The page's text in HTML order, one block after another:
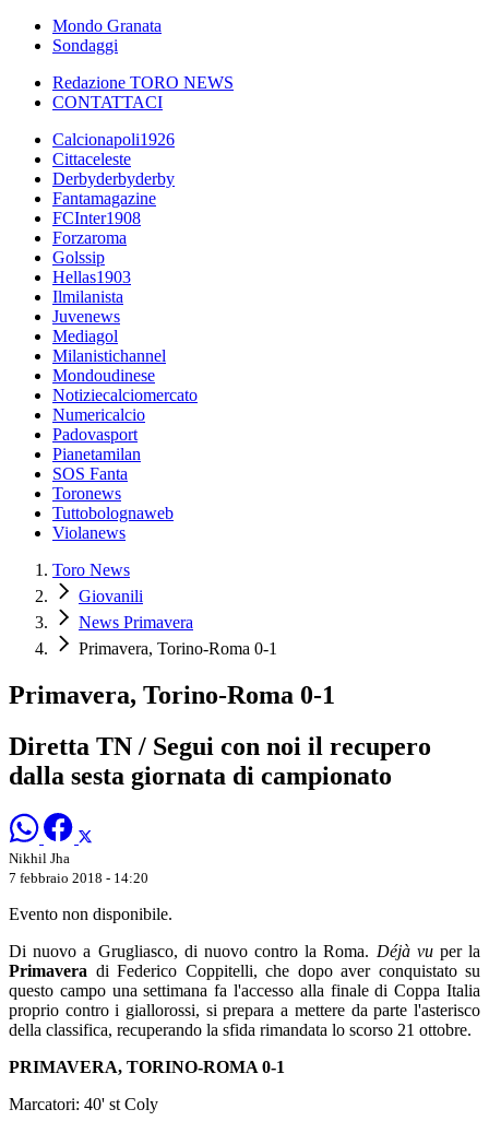
Mondo Granata
Sondaggi
Redazione TORO NEWS
CONTATTACI
Calcionapoli1926
Cittaceleste
Derbyderbyderby
Fantamagazine
FCInter1908
Forzaroma
Golssip
Hellas1903
Ilmilanista
Juvenews
Mediagol
Milanistichannel
Mondoudinese
Notiziecalciomercato
Numericalcio
Padovasport
Pianetamilan
SOS Fanta
Toronews
Tuttobolognaweb
Violanews
Toro News
Giovanili
News Primavera
Primavera, Torino-Roma 0-1
Primavera, Torino-Roma 0-1
Diretta TN / Segui con noi il recupero
dalla sesta giornata di campionato
Nikhil Jha
7 febbraio 2018 - 14:20
Evento non disponibile.
Di nuovo a Grugliasco, di nuovo contro la Roma. Déjà vuper la
Primavera di Federico Coppitelli, che dopo aver conquistato su
questo campo una settimana fa l'accesso alla finale di Coppa Italia
proprio contro i giallorossi, si prepara a mettere da parte l'asterisco
della classifica, recuperando la sfida rimandata lo scorso 21 ottobre.
PRIMAVERA, TORINO-ROMA 0-1
Marcatori: 40' st Coly